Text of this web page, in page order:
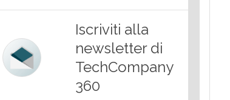
Iscriviti alla
newsletter di
TechCompany
360